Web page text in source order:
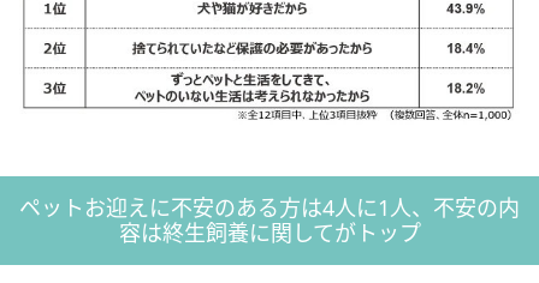
ペットお迎えに不安のある方は4人に1人、不安の内
容は終生飼養に関してがトップ